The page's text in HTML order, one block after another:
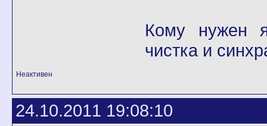
Кому нужен
чистка и
Неактивен
24.10.2011 19:08:10